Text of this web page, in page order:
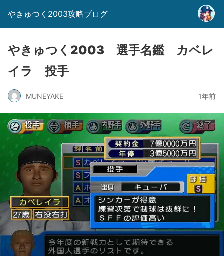
やきゅつく2003攻略ブログ
やきゅつく2003 選手名鑑 カベレ
イラ 投手
MUNEYAKE 1年前